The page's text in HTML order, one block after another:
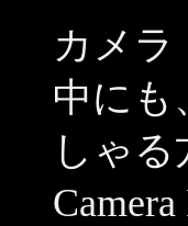
カメ
中にも
しゃ